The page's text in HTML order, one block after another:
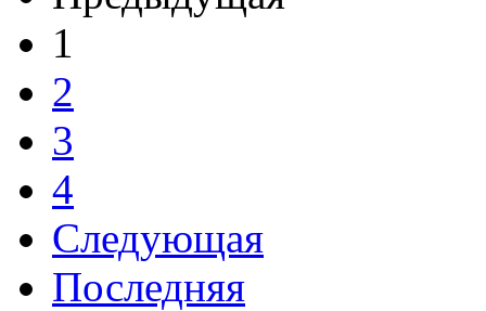
1
2
3
4
Следующая
Последняя